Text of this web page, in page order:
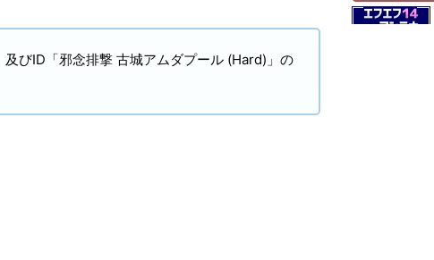
びID「邪念排撃 古城アムダプール (Hard)」の